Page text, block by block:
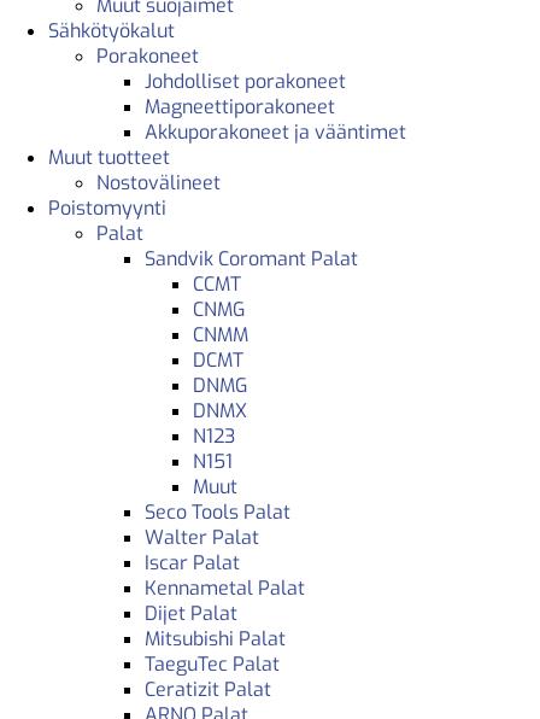
Muut suojaimet
Sähkötyökalut
Porakoneet
Johdolliset porakoneet
Magneettiporakoneet
Akkuporakoneet ja vääntimet
Muut tuotteet
Nostovälineet
Poistomyynti
Palat
Sandvik Coromant Palat
CCMT
CNMG
CNMM
DCMT
DNMG
DNMX
N123
N151
Muut
Seco Tools Palat
Walter Palat
Iscar Palat
Kennametal Palat
Dijet Palat
Mitsubishi Palat
TaeguTec Palat
Ceratizit Palat